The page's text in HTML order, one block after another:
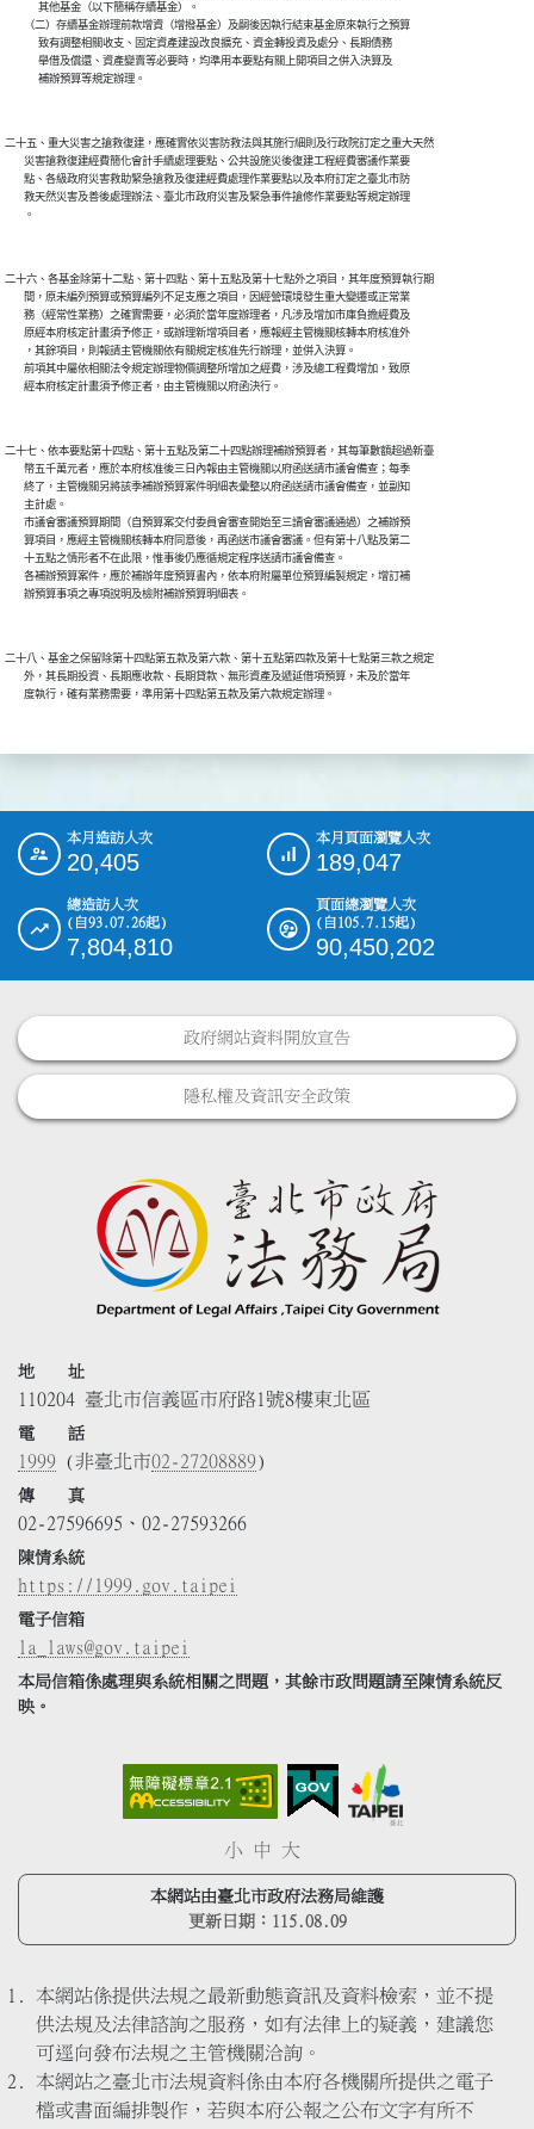
              其他基金（以下簡稱存續基金）。
        （二）存續基金辦理前款增資（增撥基金）及嗣後因執行結束基金原來執行之預算
              致有調整相關收支、固定資產建設改良擴充、資金轉投資及處分、長期債務
              舉借及償還、資產變賣等必要時，均準用本要點有關上開項目之併入決算及
              補辦預算等規定辦理。
二十五、重大災害之搶救復建，應確實依災害防救法與其施行細則及行政院訂定之重大天然
        災害搶救復建經費簡化會計手續處理要點、公共設施災後復建工程經費審議作業要
        點、各級政府災害救助緊急搶救及復建經費處理作業要點以及本府訂定之臺北市防
        救天然災害及善後處理辦法、臺北市政府災害及緊急事件搶修作業要點等規定辦理
        。
二十六、各基金除第十二點、第十四點、第十五點及第十七點外之項目，其年度預算執行期
        間，原未編列預算或預算編列不足支應之項目，因經營環境發生重大變遷或正常業
        務（經常性業務）之確實需要，必須於當年度辦理者，凡涉及增加市庫負擔經費及
        原經本府核定計畫須予修正，或辦理新增項目者，應報經主管機關核轉本府核准外
        ，其餘項目，則報請主管機關依有關規定核准先行辦理，並併入決算。
        前項其中屬依相關法令規定辦理物價調整所增加之經費，涉及總工程費增加，致原
        經本府核定計畫須予修正者，由主管機關以府函決行。
二十七、依本要點第十四點、第十五點及第二十四點辦理補辦預算者，其每筆數額超過新臺
        幣五千萬元者，應於本府核准後三日內報由主管機關以府函送請市議會備查；每季
        終了，主管機關另將該季補辦預算案件明細表彙整以府函送請市議會備查，並副知
        主計處。
        市議會審議預算期間（自預算案交付委員會審查開始至三讀會審議通過）之補辦預
        算項目，應經主管機關核轉本府同意後，再函送市議會審議。但有第十八點及第二
        十五點之情形者不在此限，惟事後仍應循規定程序送請市議會備查。
        各補辦預算案件，應於補辦年度預算書內，依本府附屬單位預算編製規定，增訂補
        辦預算事項之專項說明及檢附補辦預算明細表。
二十八、基金之保留除第十四點第五款及第六款、第十五點第四款及第十七點第三款之規定
        外，其長期投資、長期應收款、長期貸款、無形資產及遞延借項預算，未及於當年
        度執行，確有業務需要，準用第十四點第五款及第六款規定辦理。
::: 本月造訪人次
20,405
本月頁面瀏覽人次
189,047
總造訪人次
(自93.07.26起)
7,804,810
頁面總瀏覽人次
(自105.7.15起)
90,450,202
政府網站資料開放宣告
隱私權及資訊安全政策
地 址
110204 臺北市信義區市府路1號8樓東北區
電 話
1999 (非臺北市02-27208889)
傳 真
02-27596695、02-27593266
陳情系統
https://1999.gov.taipei
電子信箱
la_laws@gov.taipei
本局信箱係處理與系統相關之問題，其餘市政問題請至陳情系統反
映。
小 中 大
本網站由臺北市政府法務局維護
更新日期： 115.08.09
本網站係提供法規之最新動態資訊及資料檢索，並不提
供法規及法律諮詢之服務，如有法律上的疑義，建議您
可逕向發布法規之主管機關洽詢。
本網站之臺北市法規資料係由本府各機關所提供之電子
檔或書面編排製作，若與本府公報之公布文字有所不